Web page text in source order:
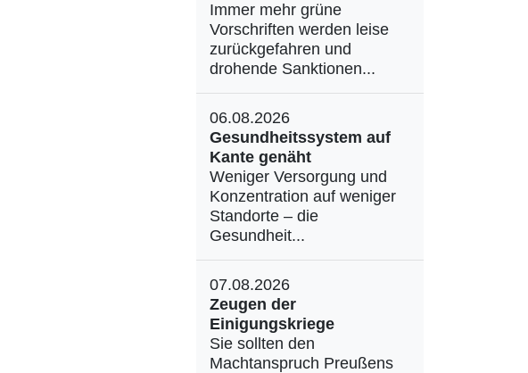
Immer mehr grüne
Vorschriften werden leise
zurückgefahren und
drohende Sanktionen...
06.08.2026
Gesundheitssystem auf
Kante genäht
Weniger Versorgung und
Konzentration auf weniger
Standorte – die
Gesundheit...
07.08.2026
Zeugen der
Einigungskriege
Sie sollten den
Machtanspruch Preußens